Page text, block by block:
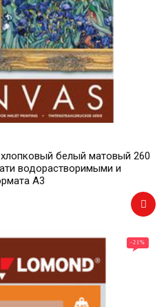
белый матовый 260
водорастворимыми и
А3
-21%